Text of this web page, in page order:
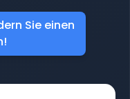
Sie einen